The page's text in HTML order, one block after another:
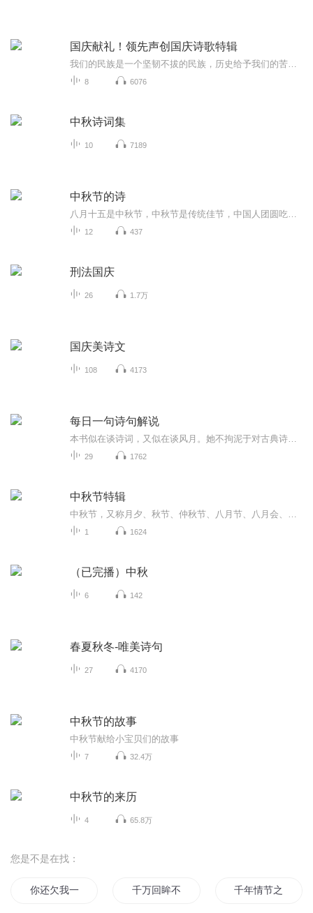
国庆献礼！领先声创国庆诗歌特辑
8 6076
中秋诗词集
10 7189
中秋节的诗
12 437
刑法国庆
26 1.7万
国庆美诗文
108 4173
每日一句诗句解说
29 1762
中秋节特辑
1 1624
（已完播）中秋
6 142
春夏秋冬-唯美诗句
27 4170
中秋节的故事
中秋节献给小宝贝们的故事
7 32.4万
中秋节的来历
4 65.8万
您是不是在找：
你还欠我一句我爱你 千万回眸不如一句你好 千年情节之三生